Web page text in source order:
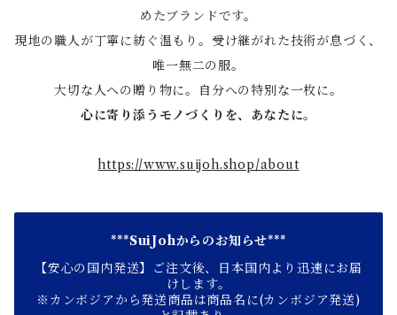
めたブランドです。
現地の職人が丁寧に紡ぐ温もり。受け継がれた技術が息づく、
唯一無二の服。
大切な人への贈り物に。自分への特別な一枚に。
心に寄り添うモノづくりを、あなたに。
https://www.suijoh.shop/about
***SuiJohからのお知らせ***
【安心の国内発送】ご注文後、日本国内より迅速にお届
けします。
※カンボジアから発送商品は商品名に(カンボジア発送)